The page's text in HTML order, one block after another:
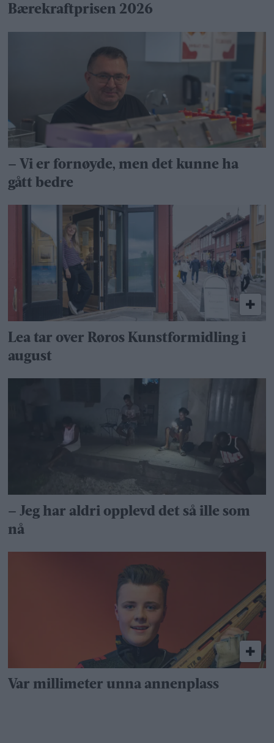
Bærekraftprisen 2026
– Vi er fornøyde, men det kunne ha
gått bedre
Lea tar over Røros Kunstformidling i
august
– Jeg har aldri opplevd det så ille som
nå
Var millimeter unna annenplass